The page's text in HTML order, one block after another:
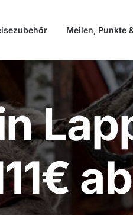
Meilen, Punkte
ab